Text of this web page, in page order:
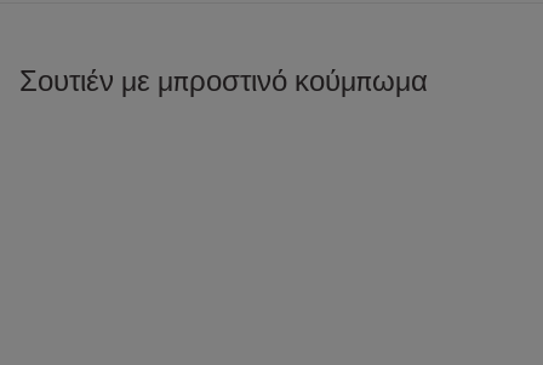
Σουτιέν με μπροστινό κούμπωμα